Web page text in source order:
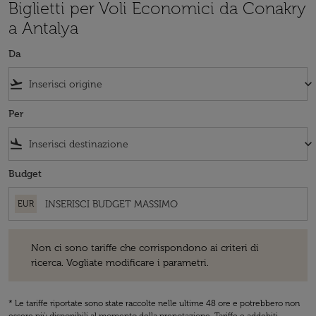
Biglietti per Voli Economici da Conakry
a Antalya
Da
flight_takeoff keyboard_arrow_down
Per
flight_land keyboard_arrow_down
Budget
EUR
Non ci sono tariffe che corrispondono ai criteri di
ricerca. Vogliate modificare i parametri.
* Le tariffe riportate sono state raccolte nelle ultime 48 ore e potrebbero non